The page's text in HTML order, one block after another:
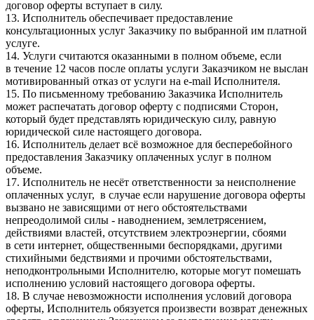
договор оферты вступает в силу.
13. Исполнитель обеспечивает предоставление
консультационных услуг Заказчику по выбранной им платной
услуге.
14. Услуги считаются оказанными в полном объеме, если
в течение 12 часов после оплаты услуги Заказчиком не выслан
мотивированный отказ от услуги на e-mail Исполнителя.
15. По письменному требованию Заказчика Исполнитель
может распечатать договор оферту с подписями Сторон,
который будет представлять юридическую силу, равную
юридической силе настоящего договора.
16. Исполнитель делает всё возможное для бесперебойного
предоставления Заказчику оплаченных услуг в полном
объеме.
17. Исполнитель не несёт ответственности за неисполнение
оплаченных услуг, в случае если нарушение договора оферты
вызвано не зависящими от него обстоятельствами
непреодолимой силы - наводнением, землетрясением,
действиями властей, отсутствием электроэнергии, сбоями
в сети интернет, общественными беспорядками, другими
стихийными бедствиями и прочими обстоятельствами,
неподконтрольными Исполнителю, которые могут помешать
исполнению условий настоящего договора оферты.
18. В случае невозможности исполнения условий договора
оферты, Исполнитель обязуется произвести возврат денежных